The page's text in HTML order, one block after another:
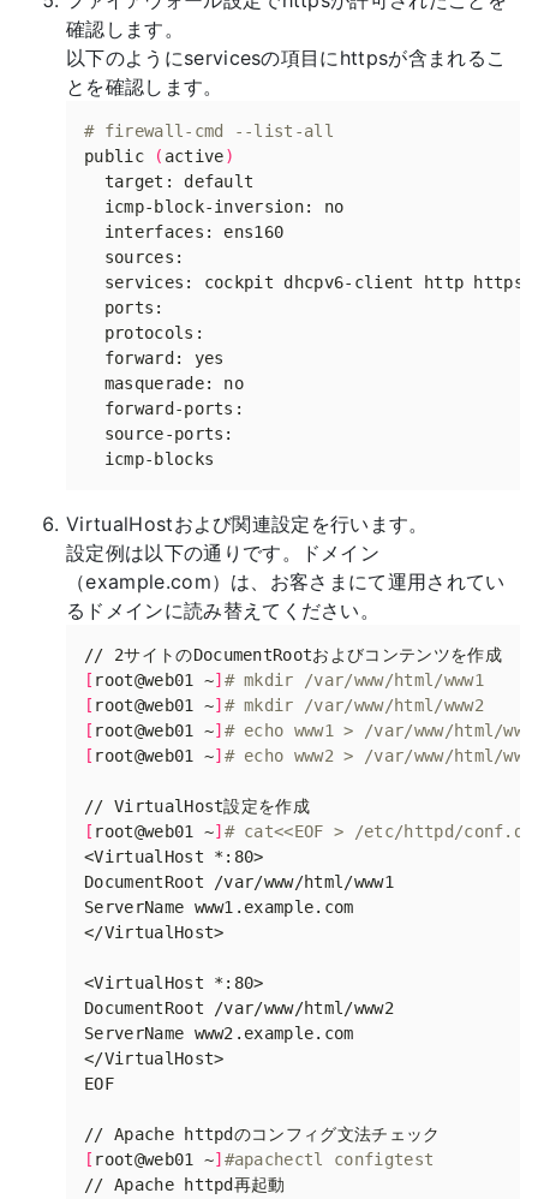
確認します。
以下のようにservicesの項目にhttpsが含まれるこ
とを確認します。
# firewall-cmd --list-all
public
( active)
VirtualHostおよび関連設定を行います。
設定例は以下の通りです。ドメイン
（example.com）は、お客さまにて運用されてい
るドメインに読み替えてください。
// 2サイトのDocumentRootおよびコンテンツを作成
[ root@web01 ~] # mkdir /var/www/html/www1
[ root@web01 ~] # mkdir /var/www/html/www2
[ root@web01 ~] # echo www1 > /var/www/html/
[ root@web01 ~] # echo www2 > /var/www/html/
[ root@web01 ~] # cat<<EOF > /etc/httpd/conf.d/
DocumentRoot /var/www/html/www1
DocumentRoot /var/www/html/www2
EOF
[ root@web01 ~] #apachectl configtest